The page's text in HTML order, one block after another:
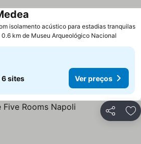
isolamento acústico para estadias tranquilas
0.6 km de Museu Arqueológico Nacional
6 sites Ver preços
Partilhar